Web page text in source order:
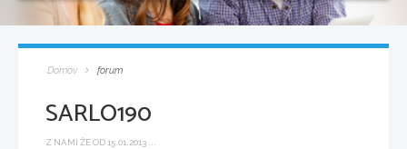
Domov forum
SARLO190
Z NAMI ŽE OD 15.01.2013 ...